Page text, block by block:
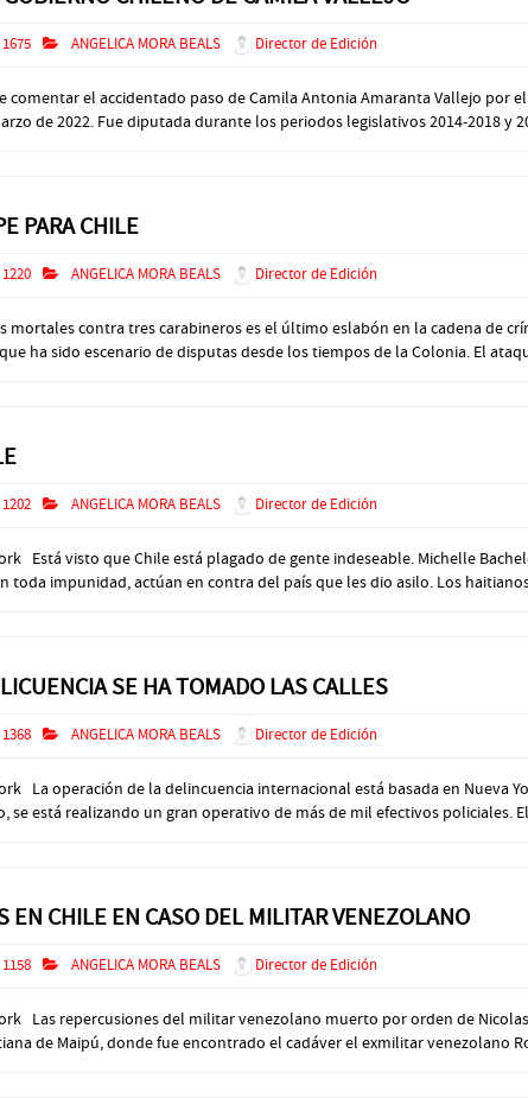
1675 ANGELICA MORA BEALS Director de Edición
comentar el accidentado paso de Camila Antonia Amaranta Vallejo por
de 2022. Fue diputada durante los periodos legislativos 2014-2018 y
PARA CHILE
1220 ANGELICA MORA BEALS Director de Edición
mortales contra tres carabineros es el último eslabón en la cadena de
ha sido escenario de disputas desde los tiempos de la Colonia. El
1202 ANGELICA MORA BEALS Director de Edición
Está visto que Chile está plagado de gente indeseable. Michelle
toda impunidad, actúan en contra del país que les dio asilo. Los
SE HA TOMADO LAS CALLES
1368 ANGELICA MORA BEALS Director de Edición
La operación de la delincuencia internacional está basada en
se está realizando un gran operativo de más de mil efectivos policiales.
EN CHILE EN CASO DEL MILITAR VENEZOLANO
1158 ANGELICA MORA BEALS Director de Edición
Las repercusiones del militar venezolano muerto por orden de
de Maipú, donde fue encontrado el cadáver el exmilitar venezolano